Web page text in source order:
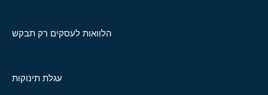
הלוואות לעסקים רק תבקש
עגלת תינוקות